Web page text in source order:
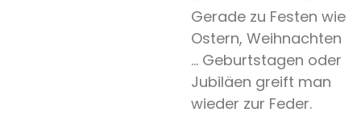
Gerade zu Festen wie
Ostern, Weihnachten
… Geburtstagen oder
Jubiläen greift man
wieder zur Feder.